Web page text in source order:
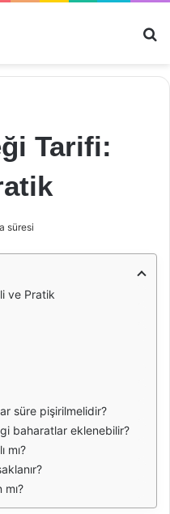
Tarifi:
süresi
ve Pratik
süre pişirilmelidir?
baharatlar eklenebilir?
mı?